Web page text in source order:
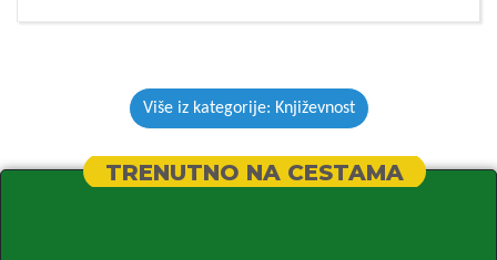
Više iz kategorije: Književnost
TRENUTNO NA CESTAMA